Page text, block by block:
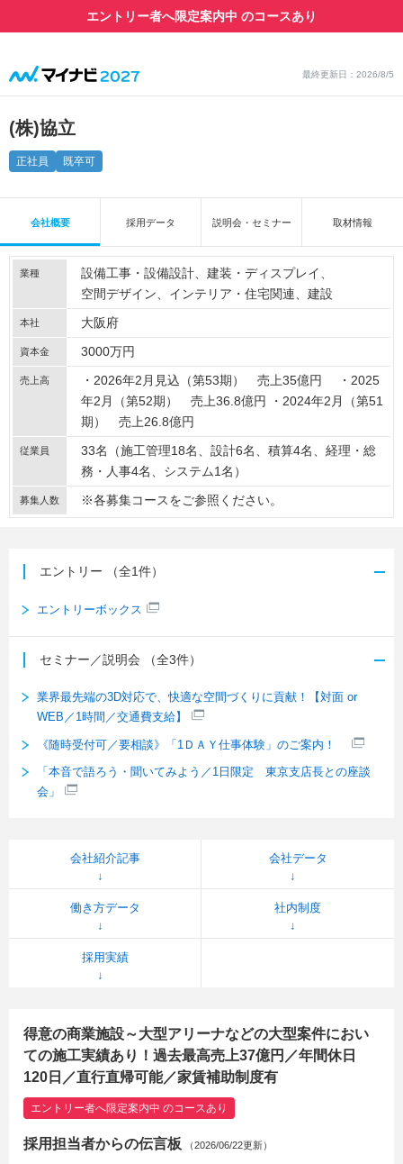
最終更新日：2026/8/5
(株)協立
正社員 既卒可
エントリー者へ限定案内中 のコースあり
会社概要 採用データ 説明会・セミナー 取材情報
業種 設備工事・設備設計
建装・ディスプレイ
空間デザイン
インテリア・住宅関連 建設
本社 大阪府
資本金 3000万円
売上高
・2026年2月見込（第53期） 売上35億円 ・2025
年2月（第52期） 売上36.8億円 ・2024年2月（第51
期） 売上26.8億円
従業員
33名（施工管理18名、設計6名、積算4名、経理・総
務・人事4名、システム1名）
募集人数 ※各募集コースをご参照ください。
エントリー （全1件）
エントリーボックス
セミナー／説明会 （全3件）
業界最先端の3D対応で、快適な空間づくりに貢献！【対面 or
WEB／1時間／交通費支給】
《随時受付可／要相談》「1ＤＡＹ仕事体験」のご案内！
「本音で語ろう・聞いてみよう／1日限定 東京支店長との座談
会」
会社紹介記事 会社データ
働き方データ 社内制度
採用実績
得意の商業施設～大型アリーナなどの大型案件におい
ての施工実績あり！過去最高売上37億円／年間休日
120日／直行直帰可能／家賃補助制度有
エントリー者へ限定案内中 のコースあり
採用担当者からの伝言板 （2026/06/22更新）